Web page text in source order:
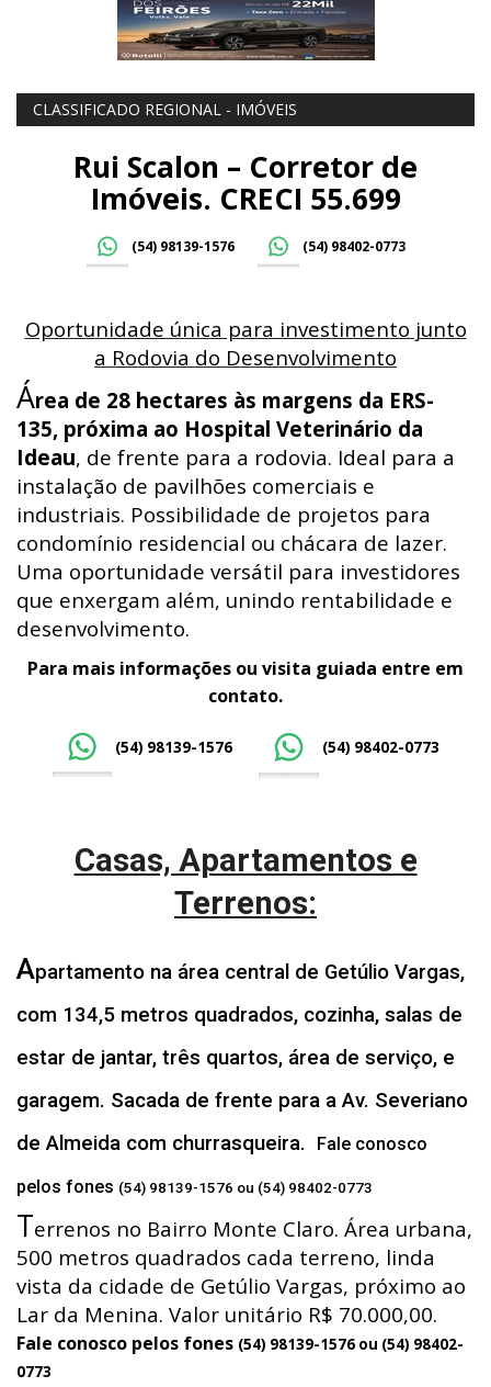
CLASSIFICADO REGIONAL - IMÓVEIS
Rui Scalon – Corretor de
Imóveis. CRECI 55.699
(54) 98139-1576 (54) 98402-0773
Oportunidade única para investimento junto
a Rodovia do Desenvolvimento
Área de 28 hectares às margens da ERS-
135, próxima ao Hospital Veterinário da
Ideau, de frente para a rodovia. Ideal para a
instalação de pavilhões comerciais e
industriais. Possibilidade de projetos para
condomínio residencial ou chácara de lazer.
Uma oportunidade versátil para investidores
que enxergam além, unindo rentabilidade e
desenvolvimento.
Para mais informações ou visita guiada entre em
contato.
(54) 98139-1576 (54) 98402-0773
Casas, Apartamentos e
Terrenos:
Apartamento na área central de Getúlio Vargas,
com 134,5 metros quadrados, cozinha, salas de
estar de jantar, três quartos, área de serviço, e
garagem. Sacada de frente para a Av. Severiano
de Almeida com churrasqueira.
Fale conosco
pelos fones (54) 98139-1576 ou (54) 98402-0773
Terrenos no Bairro Monte Claro. Área urbana,
500 metros quadrados cada terreno, linda
vista da cidade de Getúlio Vargas, próximo ao
Lar da Menina. Valor unitário R$ 70.000,00.
Fale conosco pelos fones (54) 98139-1576 ou (54) 98402-
0773